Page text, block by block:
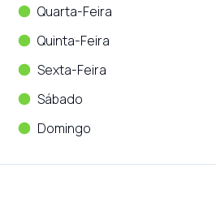
Quarta-Feira
Quinta-Feira
Sexta-Feira
Sábado
Domingo